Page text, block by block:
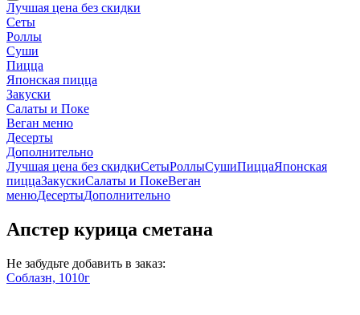
Лучшая цена без скидки
Сеты
Роллы
Суши
Пицца
Японская пицца
Закуски
Салаты и Поке
Веган меню
Десерты
Дополнительно
Лучшая цена без скидкиСетыРоллыСушиПиццаЯпонская
пиццаЗакускиСалаты и ПокеВеган
менюДесертыДополнительно
Апстер курица сметана
Не забудьте добавить в заказ:
Соблазн, 1010г